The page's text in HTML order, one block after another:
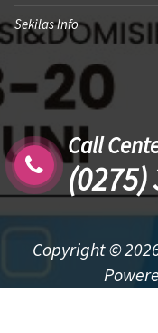
Sekilas Info
Call
(0275)
Copyright © 2026